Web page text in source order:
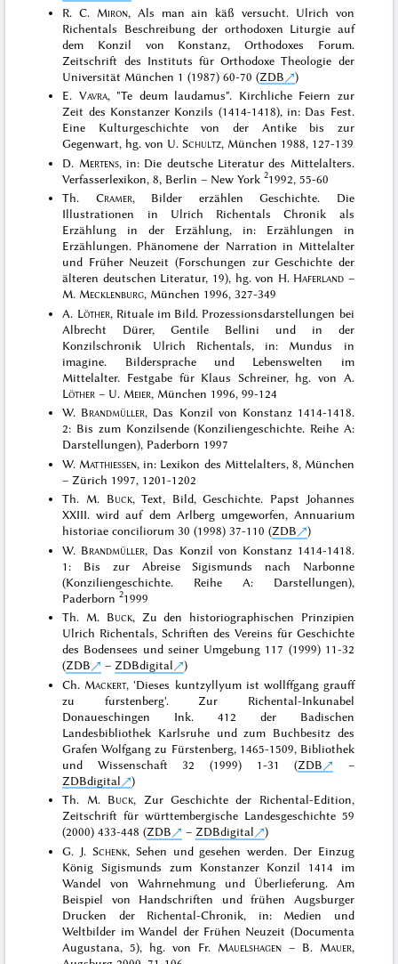
R. C. Miron, Als man ain käß versucht. Ulrich von
Richentals Beschreibung der orthodoxen Liturgie auf
dem Konzil von Konstanz, Orthodoxes Forum.
Zeitschrift des Instituts für Orthodoxe Theologie der
Universität München 1 (1987) 60-70 (ZDB
)
E. Vavra, "Te deum laudamus". Kirchliche Feiern zur
Zeit des Konstanzer Konzils (1414-1418), in: Das Fest.
Eine Kulturgeschichte von der Antike bis zur
Gegenwart, hg. von U. Schultz, München 1988, 127-139
D. Mertens, in: Die deutsche Literatur des Mittelalters.
Verfasserlexikon, 8, Berlin – New York21992, 55-60
Th. Cramer, Bilder erzählen Geschichte. Die
Illustrationen in Ulrich Richentals Chronik als
Erzählung in der Erzählung, in: Erzählungen in
Erzählungen. Phänomene der Narration in Mittelalter
und Früher Neuzeit (Forschungen zur Geschichte der
älteren deutschen Literatur, 19), hg. von H. Haferland –
M. Mecklenburg, München 1996, 327-349
A. Löther, Rituale im Bild. Prozessionsdarstellungen bei
Albrecht Dürer, Gentile Bellini und in der
Konzilschronik Ulrich Richentals, in: Mundus in
imagine. Bildersprache und Lebenswelten im
Mittelalter. Festgabe für Klaus Schreiner, hg. von A.
Löther – U. Meier, München 1996, 99-124
W. Brandmüller, Das Konzil von Konstanz 1414-1418.
2: Bis zum Konzilsende (Konziliengeschichte. Reihe A:
Darstellungen), Paderborn 1997
W. Matthiessen, in: Lexikon des Mittelalters, 8, München
– Zürich 1997, 1201-1202
Th. M. Buck, Text, Bild, Geschichte. Papst Johannes
XXIII. wird auf dem Arlberg umgeworfen, Annuarium
historiae conciliorum 30 (1998) 37-110 (ZDB
)
W. Brandmüller, Das Konzil von Konstanz 1414-1418.
1: Bis zur Abreise Sigismunds nach Narbonne
(Konziliengeschichte. Reihe A: Darstellungen),
Paderborn21999
Th. M. Buck, Zu den historiographischen Prinzipien
Ulrich Richentals, Schriften des Vereins für Geschichte
des Bodensees und seiner Umgebung 117 (1999) 11-32
(ZDB – ZDBdigital
)
Ch. Mackert, 'Dieses kuntzyllyum ist wollffgang grauff
zu furstenberg'. Zur Richental-Inkunabel
Donaueschingen Ink. 412 der Badischen
Landesbibliothek Karlsruhe und zum Buchbesitz des
Grafen Wolfgang zu Fürstenberg, 1465-1509, Bibliothek
und Wissenschaft 32 (1999) 1-31 (ZDB
–
ZDBdigital
)
Th. M. Buck, Zur Geschichte der Richental-Edition,
Zeitschrift für württembergische Landesgeschichte 59
(2000) 433-448 (ZDB – ZDBdigital
)
G. J. Schenk, Sehen und gesehen werden. Der Einzug
König Sigismunds zum Konstanzer Konzil 1414 im
Wandel von Wahrnehmung und Überlieferung. Am
Beispiel von Handschriften und frühen Augsburger
Drucken der Richental-Chronik, in: Medien und
Weltbilder im Wandel der Frühen Neuzeit (Documenta
Augustana, 5), hg. von Fr. Mauelshagen– B. Mauer,